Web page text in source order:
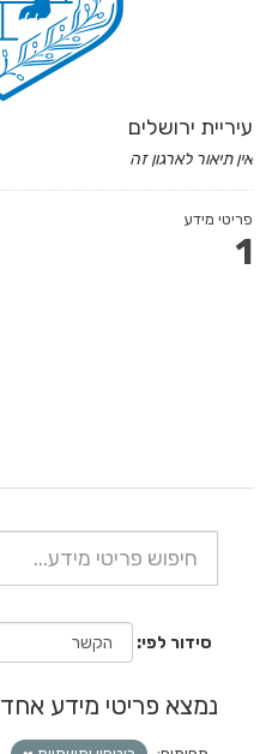
עיריית ירושלים
אין תיאור לארגון זה
פריטי מידע
1
סידור לפי
נמצא פריטי מידע אחד